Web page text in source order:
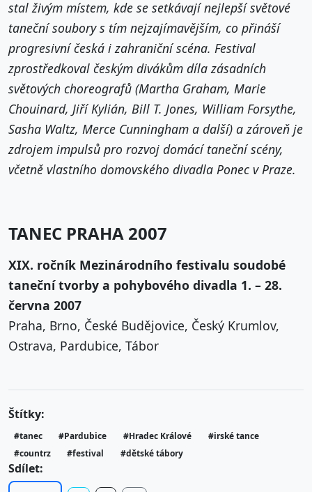
stal živým místem, kde se setkávají nejlepší světové
taneční soubory s tím nejzajímavějším, co přináší
progresivní česká i zahraniční scéna. Festival
zprostředkoval českým divákům díla zásadních
světových choreografů (Martha Graham, Marie
Chouinard, Jiří Kylián, Bill T. Jones, William Forsythe,
Sasha Waltz, Merce Cunningham a další) a zároveň je
zdrojem impulsů pro rozvoj domácí taneční scény,
včetně vlastního domovského divadla Ponec v Praze.
TANEC PRAHA 2007
XIX. ročník Mezinárodního festivalu soudobé
taneční tvorby a pohybového divadla 1. – 28.
června 2007
Praha, Brno, České Budějovice, Český Krumlov,
Ostrava, Pardubice, Tábor
Štítky:
#tanec #Pardubice #Hradec Králové
#irské tance
#countrz
#festival #dětské tábory
Sdílet: